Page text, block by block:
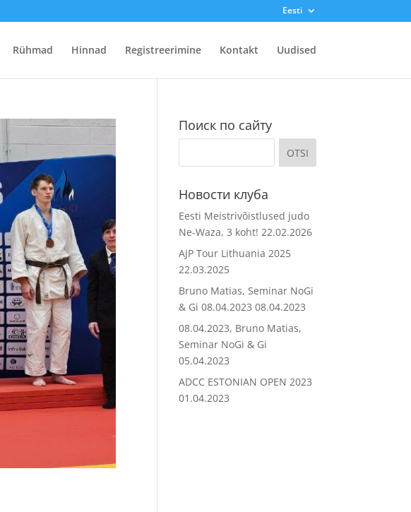
Eesti
Rühmad Hinnad Registreerimine Kontakt Uudised
Поиск по сайту
Новости клуба
Eesti Meistrivõistlused judo
Ne-Waza, 3 koht! 22.02.2026
AJP Tour Lithuania 2025
22.03.2025
Bruno Matias, Seminar NoGi
& Gi 08.04.2023 08.04.2023
08.04.2023, Bruno Matias,
Seminar NoGi & Gi
05.04.2023
ADCC ESTONIAN OPEN 2023
01.04.2023